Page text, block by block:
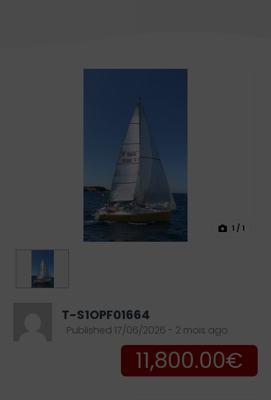
1 / 1
T-S1OPF01664
Published 17/06/2026 - 2 mois ago
11,800.00€